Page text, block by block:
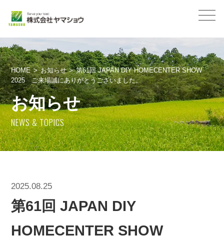
HOME お知らせ
第61回 JAPAN DIY HOMECENTER SHOW
2025 ご来場誠にありがとうございました。
お知らせ
NEWS & TOPICS
2025.08.25
第61回 JAPAN DIY
HOMECENTER SHOW